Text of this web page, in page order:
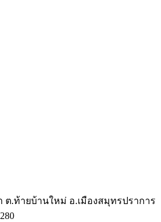
ต.ท้ายบ้านใหม่ อ.เมืองสมุทรปราการ